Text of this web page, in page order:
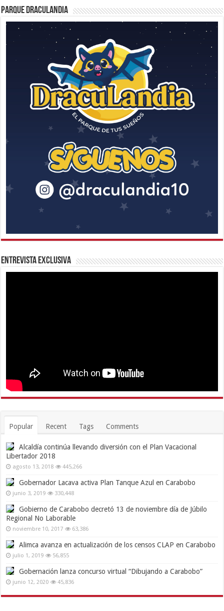
Parque Draculandia
Entrevista Exclusiva
Popular Recent Tags Comments
Alcaldía continúa llevando diversión con el Plan Vacacional
Libertador 2018
agosto 13, 2018 445,266
Gobernador Lacava activa Plan Tanque Azul en Carabobo
junio 3, 2019 330,448
Gobierno de Carabobo decretó 13 de noviembre día de Júbilo
Regional No Laborable
noviembre 10, 2017 63,386
Alimca avanza en actualización de los censos CLAP en Carabobo
julio 1, 2019 56,855
Gobernación lanza concurso virtual “Dibujando a Carabobo”
junio 12, 2020 45,836